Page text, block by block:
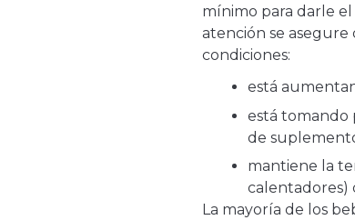
mínimo para darle
atención se
condiciones:
está
está tomando
de
mantiene la
calentadores)
La mayoría de los